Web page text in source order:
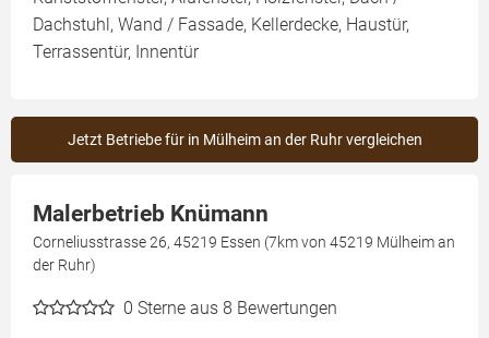
Dachstuhl, Wand / Fassade, Kellerdecke, Haustür,
Terrassentür, Innentür
Jetzt Betriebe für in Mülheim an der Ruhr vergleichen
Malerbetrieb Knümann
Corneliusstrasse 26, 45219 Essen (7km von 45219 Mülheim an
der Ruhr)
0 Sterne aus 8 Bewertungen